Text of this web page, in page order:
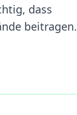
dass
beitragen.